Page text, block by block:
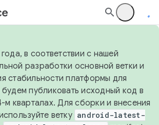
в соответствии с нашей
разработки основной ветки и
стабильности платформы для
публиковать исходный код в
м кварталах. Для сборки и внесения
ветку android-latest-